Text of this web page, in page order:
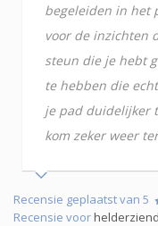
begeleiden in het
voor de inzichten
steun die je hebt
te hebben die
je pad duidelijker
kom zeker weer
Recensie geplaatst van 5
Recensie voor